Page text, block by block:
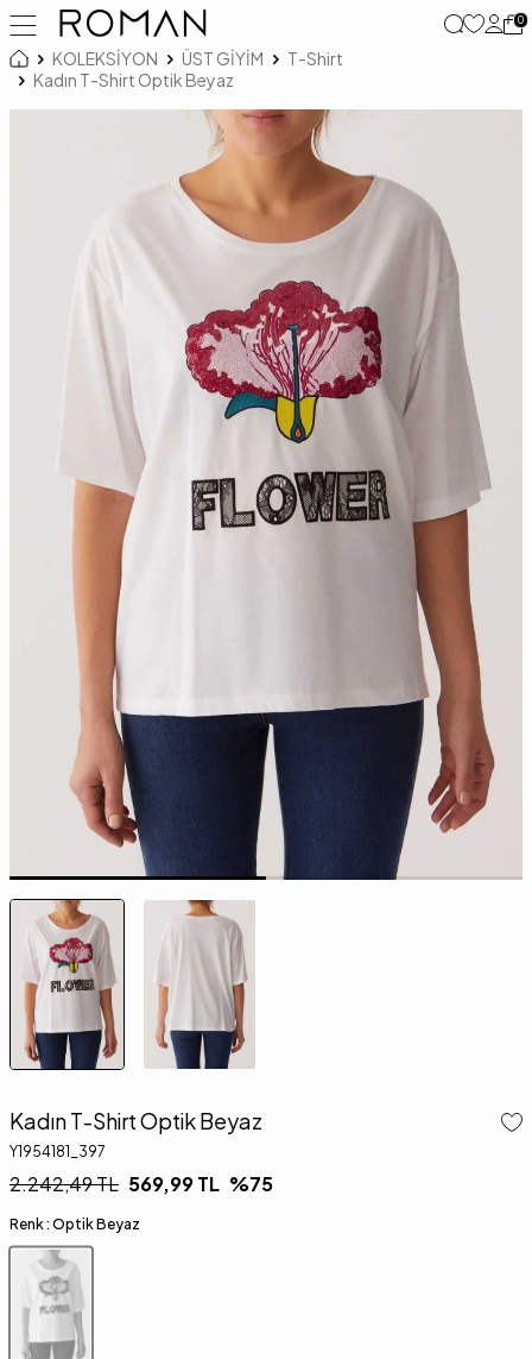
0
KOLEKSİYON ÜST GİYİM
T-Shirt
Kadın T-Shirt Optik Beyaz
Kadın T-Shirt Optik Beyaz
Y1954181_397
2.242,49TL 569,99TL %75
Renk : Optik Beyaz